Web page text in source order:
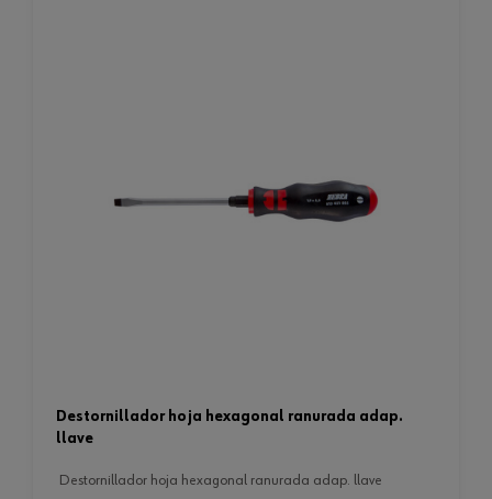
destornillador hoja hexagonal ranurada adap.
llave
destornillador hoja hexagonal ranurada adap. llave